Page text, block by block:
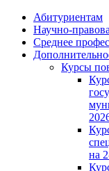
Абитуриентам
Научно-
Cреднее
Курсы
на